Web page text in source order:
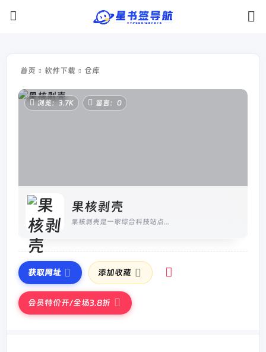
首页 软件下载 仓库
浏览：3.7K 留言：0
果核剥壳
果核剥壳是一家综合科技站点...
获取网址 添加收藏
会员特价开/全场3.8折